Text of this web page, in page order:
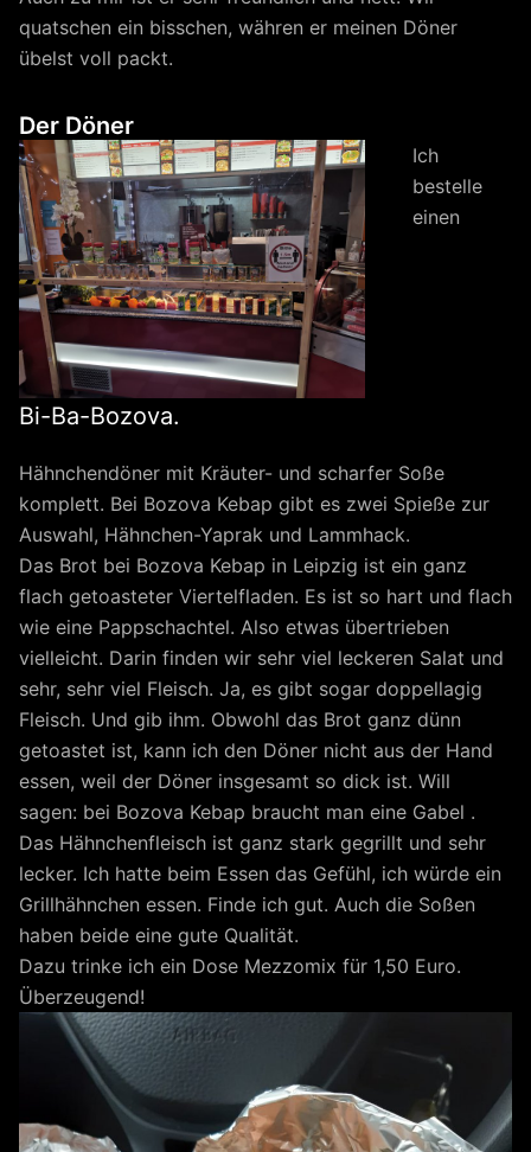
quatschen ein bisschen, währen er meinen Döner
übelst voll packt.
Der Döner
Bi-Ba-Bozova.
Ich
bestelle
einen
Hähnchendöner mit Kräuter- und scharfer Soße
komplett. Bei Bozova Kebap gibt es zwei Spieße zur
Auswahl, Hähnchen-Yaprak und Lammhack.
Das Brot bei Bozova Kebap in Leipzig ist ein ganz
flach getoasteter Viertelfladen. Es ist so hart und flach
wie eine Pappschachtel. Also etwas übertrieben
vielleicht. Darin finden wir sehr viel leckeren Salat und
sehr, sehr viel Fleisch. Ja, es gibt sogar doppellagig
Fleisch. Und gib ihm. Obwohl das Brot ganz dünn
getoastet ist, kann ich den Döner nicht aus der Hand
essen, weil der Döner insgesamt so dick ist. Will
sagen: bei Bozova Kebap braucht man eine Gabel .
Das Hähnchenfleisch ist ganz stark gegrillt und sehr
lecker. Ich hatte beim Essen das Gefühl, ich würde ein
Grillhähnchen essen. Finde ich gut. Auch die Soßen
haben beide eine gute Qualität.
Dazu trinke ich ein Dose Mezzomix für 1,50 Euro.
Überzeugend!